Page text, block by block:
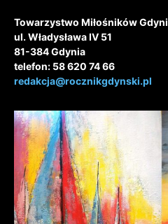
Towarzystwo Miłośników Gdyni
ul. Władysława IV 51
81-384 Gdynia
telefon: 58 620 74 66
redakcja@rocznikgdynski.pl